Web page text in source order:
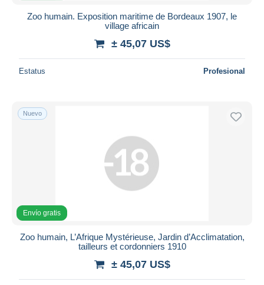
Zoo humain. Exposition maritime de Bordeaux 1907, le
village africain
± 45,07 US$
Estatus Profesional
Nuevo
Envío gratis
Zoo humain, L’Afrique Mystérieuse, Jardin d’Acclimatation,
tailleurs et cordonniers 1910
± 45,07 US$